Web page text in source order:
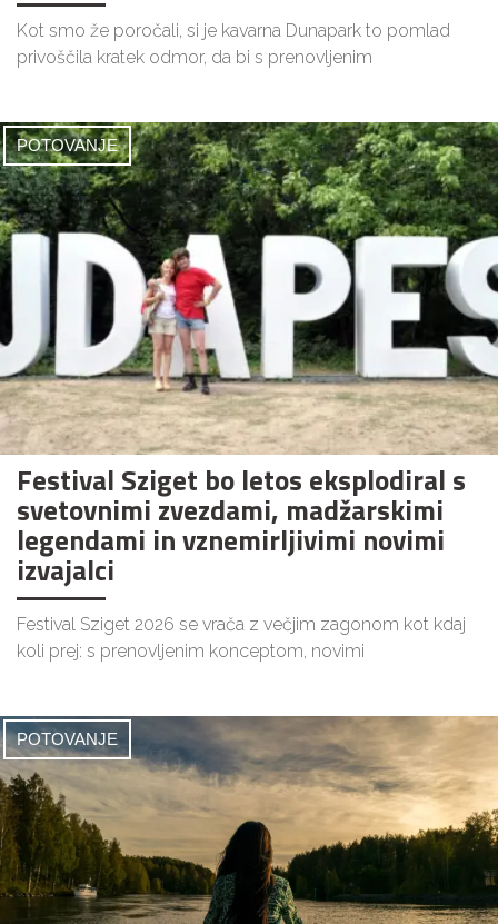
Kot smo že poročali, si je kavarna Dunapark to pomlad
privoščila kratek odmor, da bi s prenovljenim
POTOVANJE
Festival Sziget bo letos eksplodiral s
svetovnimi zvezdami, madžarskimi
legendami in vznemirljivimi novimi
izvajalci
Festival Sziget 2026 se vrača z večjim zagonom kot kdaj
koli prej: s prenovljenim konceptom, novimi
POTOVANJE